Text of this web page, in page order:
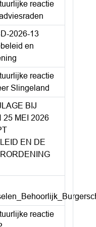
reactie
2026-13
en
reactie
Slingeland
BIJ
25 MEI 2026
EN DE
reactie